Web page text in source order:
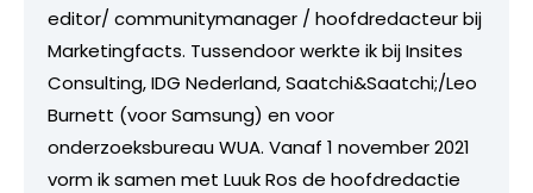
editor/ communitymanager / hoofdredacteur bij
Marketingfacts. Tussendoor werkte ik bij Insites
Consulting, IDG Nederland, Saatchi&Saatchi;/Leo
Burnett (voor Samsung) en voor
onderzoeksbureau WUA. Vanaf 1 november 2021
vorm ik samen met Luuk Ros de hoofdredactie